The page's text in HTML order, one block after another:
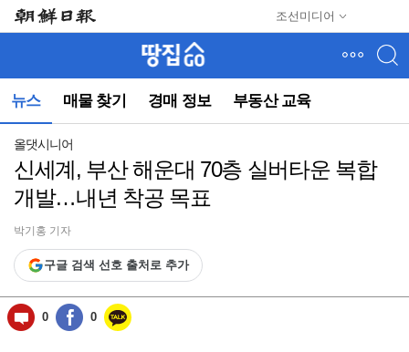
조선미디어
뉴스 매물 찾기 경매 정보 부동산 교육
뉴
(컨
동)
올댓시니어
신세계, 부산 해운대 70층 실버타운 복합
개발…내년 착공 목표
박기홍 기자
구글 검색 선호 출처로 추가
0 0